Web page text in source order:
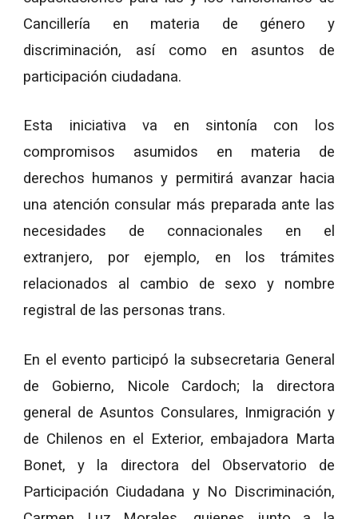
Cancillería en materia de género y
discriminación, así como en asuntos de
participación ciudadana.
Esta iniciativa va en sintonía con los
compromisos asumidos en materia de
derechos humanos y permitirá avanzar hacia
una atención consular más preparada ante las
necesidades de connacionales en el
extranjero, por ejemplo, en los trámites
relacionados al cambio de sexo y nombre
registral de las personas trans.
En el evento participó la subsecretaria General
de Gobierno, Nicole Cardoch; la directora
general de Asuntos Consulares, Inmigración y
de Chilenos en el Exterior, embajadora Marta
Bonet, y la directora del Observatorio de
Participación Ciudadana y No Discriminación,